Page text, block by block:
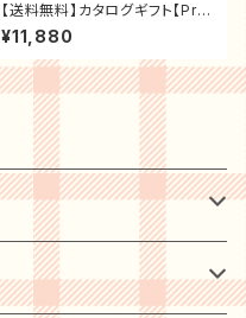
【送料無料】カタログギフト【Pre
sentage プレゼンテージ】「ノ
クターン」 ギフト お返し 内祝い
香典返し 結婚祝い 引出物 グル
メ 出産祝い 新築祝い 各種お祝
いなど ギフト プレゼント カタロ
グギフト
¥11,880